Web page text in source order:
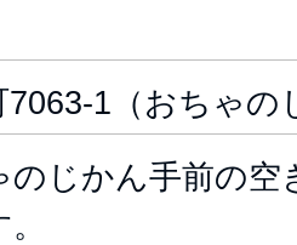
7063-1（おちゃ
のじかん手前の空